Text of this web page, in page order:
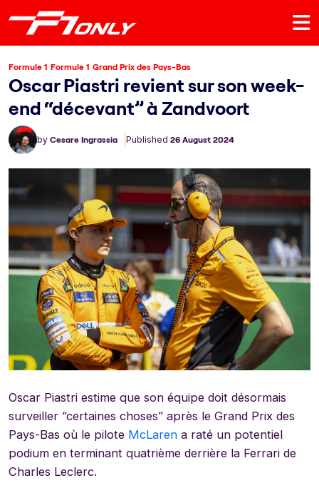
Formule 1 Formule 1 Grand Prix des Pays-Bas
Oscar Piastri revient sur son week-
end “décevant” à Zandvoort
by Cesare Ingrassia Published 26 August 2024
Oscar Piastri estime que son équipe doit désormais
surveiller “certaines choses” après le Grand Prix des
Pays-Bas où le pilote McLaren a raté un potentiel
podium en terminant quatrième derrière la Ferrari de
Charles Leclerc.